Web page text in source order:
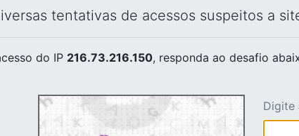
tentativas de acessos suspeitos a
do IP 216.73.216.150, responda ao desafio
Digite